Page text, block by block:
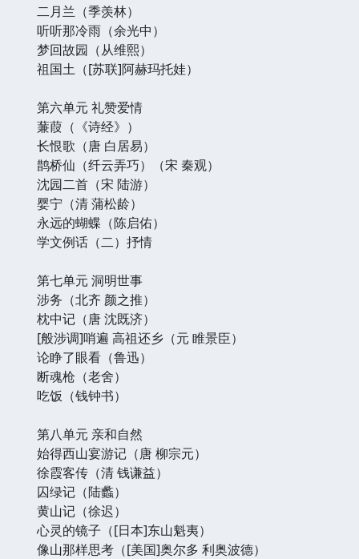
二月兰（季羡林）
听听那冷雨（余光中）
梦回故园（从维熙）
祖国土（[苏联]阿赫玛托娃）
第六单元 礼赞爱情
蒹葭（《诗经》）
长恨歌（唐 白居易）
鹊桥仙（纤云弄巧）（宋 秦观）
沈园二首（宋 陆游）
婴宁（清 蒲松龄）
永远的蝴蝶（陈启佑）
学文例话（二）抒情
第七单元 洞明世事
涉务（北齐 颜之推）
枕中记（唐 沈既济）
[般涉调]哨遍 高祖还乡（元 睢景臣）
论睁了眼看（鲁迅）
断魂枪（老舍）
吃饭（钱钟书）
第八单元 亲和自然
始得西山宴游记（唐 柳宗元）
徐霞客传（清 钱谦益）
囚绿记（陆蠡）
黄山记（徐迟）
心灵的镜子（[日本]东山魁夷）
像山那样思考（[美国]奥尔多 利奥波德）